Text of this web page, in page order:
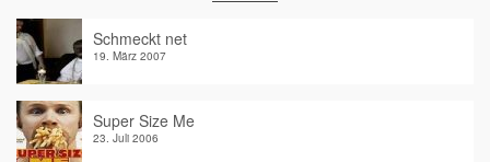
Schmeckt net
19. März 2007
Super Size Me
23. Juli 2006